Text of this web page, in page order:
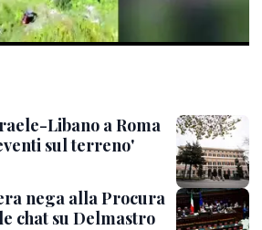
Libano a Roma
sul terreno'
nega alla Procura
chat su Delmastro